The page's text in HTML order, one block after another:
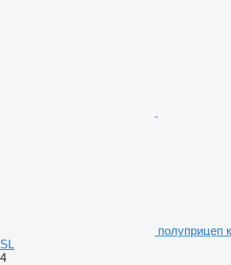
полуприцеп
SL
4